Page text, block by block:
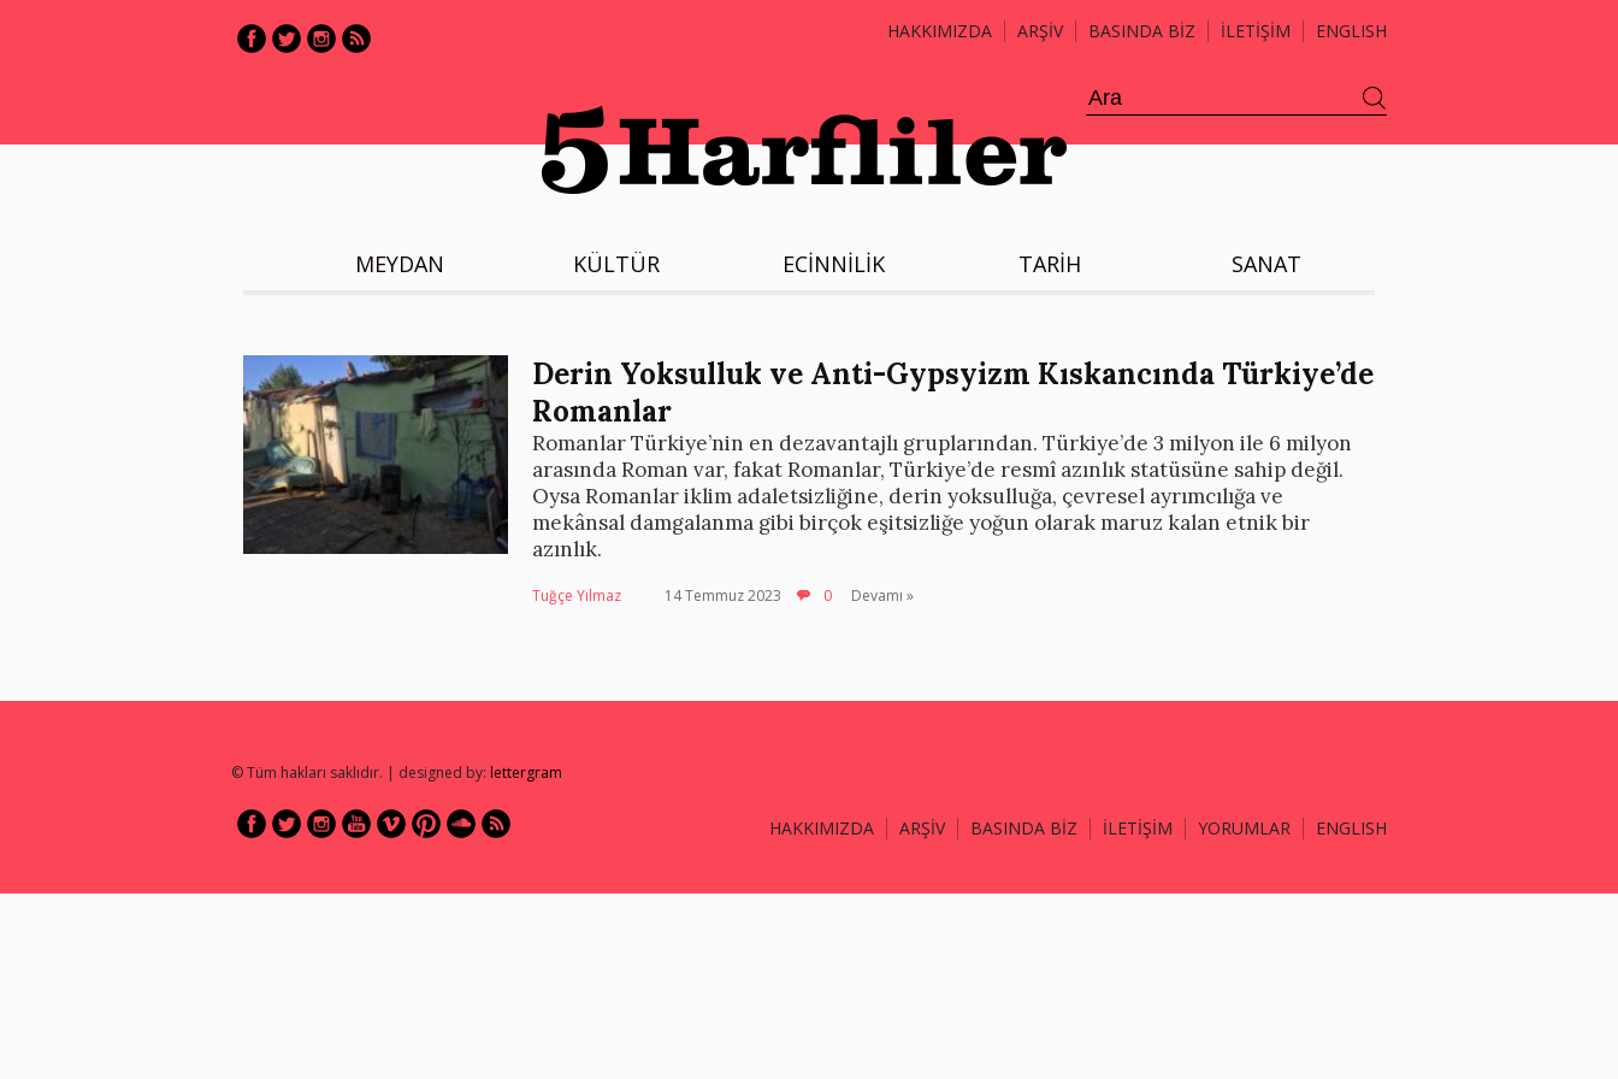
HAKKIMIZDA ARŞİV BASINDA BİZ İLETİŞİM ENGLISH
MEYDAN KÜLTÜR ECİNNİLİK TARİH SANAT
Derin Yoksulluk ve Anti-Gypsyizm Kıskancında Türkiye’de
Romanlar
Romanlar Türkiye’nin en dezavantajlı gruplarından. Türkiye’de 3 milyon ile 6 milyon
arasında Roman var, fakat Romanlar, Türkiye’de resmî azınlık statüsüne sahip değil.
Oysa Romanlar iklim adaletsizliğine, derin yoksulluğa, çevresel ayrımcılığa ve
mekânsal damgalanma gibi birçok eşitsizliğe yoğun olarak maruz kalan etnik bir
azınlık.
Tuğçe Yılmaz 14 Temmuz 2023 0 Devamı »
© Tüm hakları saklıdır. | designed by: lettergram
HAKKIMIZDA ARŞİV BASINDA BİZ İLETİŞİM YORUMLAR ENGLISH